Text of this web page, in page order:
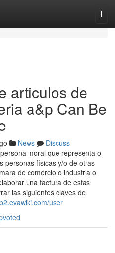
articulos de
a&p Can Be
News
Discuss
moral que representa o
personas físicas y/o de otras
de comercio o industria o
una factura de estas
las siguientes claves de
user